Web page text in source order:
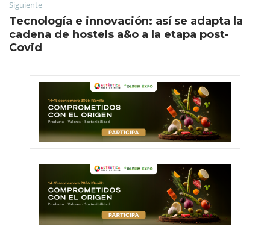
Siguiente
Tecnología e innovación: así se adapta la
cadena de hostels a&o a la etapa post-
Covid